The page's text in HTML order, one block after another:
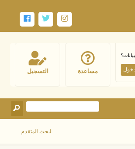
التسجيل مساعدة
البحث المتقدم